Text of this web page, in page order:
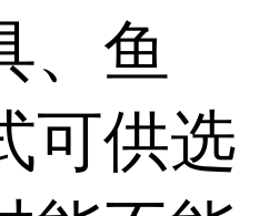
、鱼
可供选